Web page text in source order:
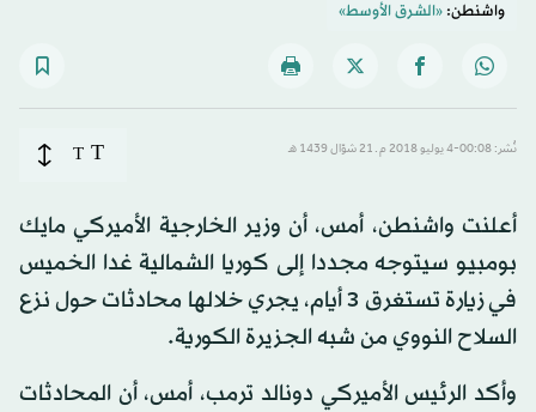
واشنطن:«الشرق الأوسط»
نُشر: 00:08-4 يوليو 2018 م ـ 21 شوّال 1439 هـ T
T
أعلنت واشنطن، أمس، أن وزير الخارجية الأميركي مايك
بومبيو سيتوجه مجددا إلى كوريا الشمالية غدا الخميس
في زيارة تستغرق 3 أيام، يجري خلالها محادثات حول نزع
السلاح النووي من شبه الجزيرة الكورية.
وأكد الرئيس الأميركي دونالد ترمب، أمس، أن المحادثات